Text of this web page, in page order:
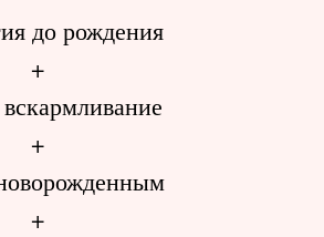
ГРУДНОЕ
ГК
ГК
ГК
до рождения
+
+
+